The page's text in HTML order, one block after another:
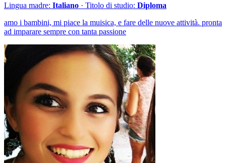
Lingua madre: Italiano · Titolo di studio: Diploma
amo i bambini, mi piace la muisica, e fare delle nuove attività. pronta
ad imparare sempre con tanta passione